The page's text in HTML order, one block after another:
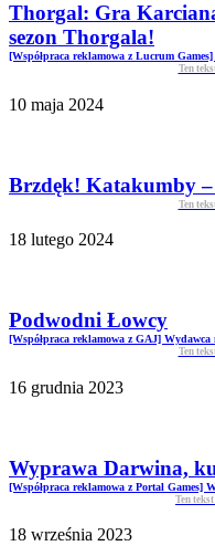
Thorgal: Gra
sezon Thorgala!
[Współpraca reklamowa z Lucrum
Ten
10 maja 2024
Brzdęk! Katakumby
Ten
18 lutego 2024
Podwodni Łowcy
[Współpraca reklamowa z GAJ] Wydawca
Ten
16 grudnia 2023
Wyprawa Darwina,
[Współpraca reklamowa z Portal Games]
Ten
18 września 2023